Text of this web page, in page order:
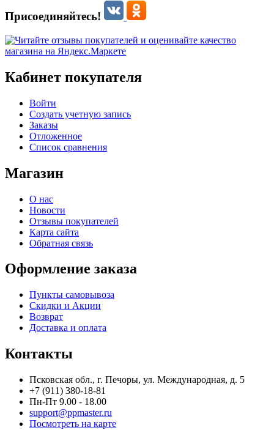
Присоединяйтесь!
Кабинет покупателя
Войти
Создать учетную запись
Заказы
Отложенное
Список сравнения
Магазин
О нас
Новости
Отзывы покупателей
Карта сайта
Обратная связь
Оформление заказа
Пункты самовывоза
Скидки и Акции
Возврат
Доставка и оплата
Контакты
Псковская обл., г. Печоры, ул. Международная, д. 5
+7 (911) 380-18-81
Пн-Пт 9.00 - 18.00
support@ppmaster.ru
Посмотреть на карте